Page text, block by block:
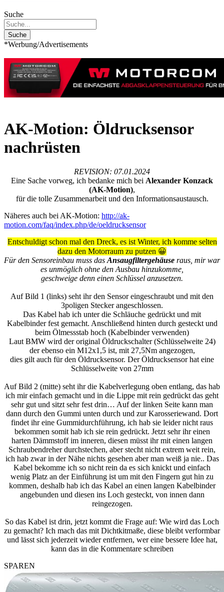
Suche
Suche
*Werbung/Advertisements
AK-Motion: Öldrucksensor
nachrüsten
REVISION: 07.01.2024
Eine Sache vorweg, ich bedanke mich bei Alexander Konzack
(AK-Motion),
für die tolle Zusammenarbeit und den Informationsaustausch.
Näheres auch bei AK-Motion: http://ak-
motion.com/faq/index.php/de/oeldrucksensor
Entschuldigt schon mal den Dreck, es ist Winter, ich komme selten
dazu den Motorraum zu putzen 😀
Für den Sensoreinbau muss das Ansaugfiltergehäuse raus, mir war
es unmöglich ohne den Ausbau hinzukomme,
geschweige denn einen Schlüssel anzusetzen.
Auf Bild 1 (links) seht ihr den Sensor eingeschraubt und mit den
3poligen Stecker angeschlossen.
Das Kabel hab ich unter die Schläuche gedrückt und mit
Kabelbinder fest gemacht. Anschließend hinten durch gesteckt und
beim Ölmessstab hoch (Kabelbinder verwenden)
Laut BMW wird der original Öldruckschalter (Schlüsselweite 24)
der ebenso ein M12x1,5 ist, mit 27,5Nm angezogen,
dies gilt auch für den Öldrucksensor. Der Öldrucksensor hat eine
Schlüsselweite von 27mm
Auf Bild 2 (mitte) seht ihr die Kabelverlegung oben entlang, das hab
ich mir einfach gemacht und in die Lippe mit rein gedrückt das geht
sehr gut und sitzt sehr fest drin… Auf der linken Seite kann man
dann durch den Gummi unten durch und zur Karosseriewand. Dort
findet ihr eine Gummidurchführung, ich hab sie leider nicht raus
bekommen somit hab ich sie rein gedrückt. Jetzt sehr ihr einen
harten Dämmstoff im inneren, diesen müsst ihr mit einen langen
Schraubendreher durchstechen, aber stecht nicht extrem weit rein,
ich hab zwar in der Nähe nichts gesehen aber man weiß ja nie.. Das
Kabel bekomme ich so nicht rein da es sich knickt und einfach
wenig Platz an der Einführung ist um mit den Fingern gut hin zu
kommen, deshalb hab ich das Kabel an einen langen Kabelbinder
angebunden und diesen ins Loch gesteckt, von innen dann
reingezogen.
So das Kabel ist drin, jetzt kommt die Frage auf: Wie wird das Loch
zu gemacht? Ich mach das mit Dichtkitmaße, diese bleibt verformbar
und lässt sich jederzeit wieder entfernen, wer eine bessere Idee hat,
kann das in die Kommentare schreiben
SPAREN